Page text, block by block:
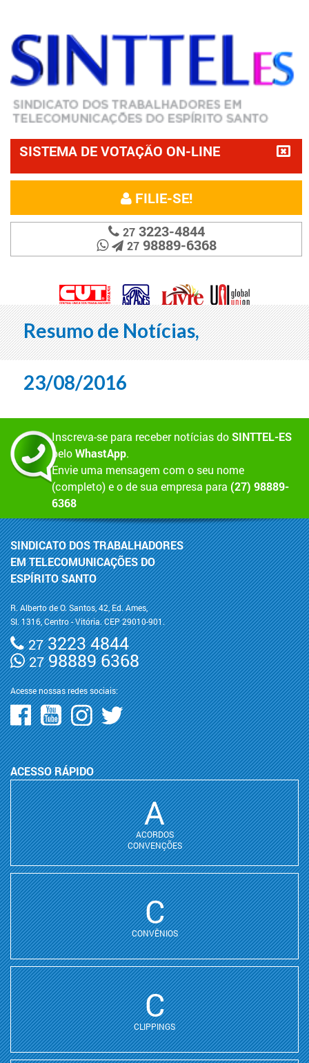
SISTEMA DE VOTAÇÃO ON-LINE
FILIE-SE!
273223-4844
2798889-6368
Resumo de Notícias,
23/08/2016
Inscreva-se para receber notícias doSINTTEL-ES
peloWhastApp.
Envie uma mensagem com o seu nome
(completo) e o de sua empresa para (27) 98889-
6368
SINDICATO DOS TRABALHADORES
EM TELECOMUNICAÇÕES DO
ESPÍRITO SANTO
R. Alberto de O. Santos, 42, Ed. Ames,
Sl. 1316, Centro - Vitória. CEP 29010-901.
273223 4844
2798889 6368
Acesse nossas redes sociais:
ACESSO RÁPIDO
A
ACORDOS
CONVENÇÕES
C
CONVÊNIOS
C
CLIPPINGS